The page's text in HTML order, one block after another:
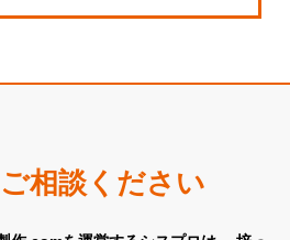
相談ください